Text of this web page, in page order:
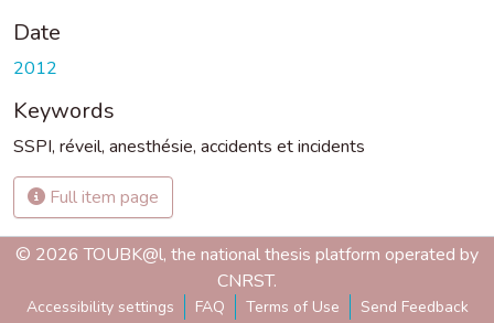
Date
2012
Keywords
SSPI, réveil, anesthésie, accidents et incidents
Full item page
© 2026 TOUBK@l, the national thesis platform operated by
CNRST.
Accessibility settings FAQ Terms of Use Send Feedback